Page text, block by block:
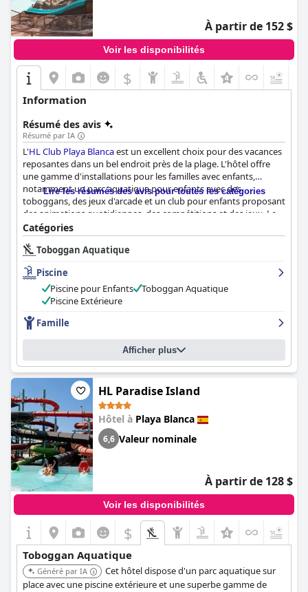
À partir de 152 $
Voir les disponibilités
$
Information
Résumé des avis
Résumé par IA
L'HL Club Playa Blancaest un excellent choix pour des vacances
reposantes dans un bel endroit près de la plage. L'hôtel offre
une gamme d'installations pour les familles avec enfants,
notamment un parc aquatique pour enfants avec des
toboggans, des jeux d'arcade et un club pour enfants proposant
des animations quotidiennes, des compétitions et des jeux. Le
personnel est amical et serviable, avec une mention spéciale
pour Nina à la réception et l'équipe d'animation. Les bungalows
spacieux et propres sont bien équipés avec un service de
serviettes quotidien, des bouilloires électriques, des micro-
ondes et des mini-réfrigérateurs. Le petit-déjeuner est très
apprécié pour la qualité de sa nourriture et son grand choix
d'options chaudes et froides, tandis que l'expérience culinaire au
conçue avec de nombreuses installations pour les enfants, bien
que certains clients aient noté des files d'attente occasionnelles
pour les boissons et les transats. L'hôtel maintient d'excellentes
normes de propreté, bien que certains clients aient noté un
manque de nettoyage approfondi dans certaines zones. Dans
l'ensemble, l'HL Club Playa Blancapropose un hébergement
convenable et un endroit charmant et décontracté pour des
vacances reposantes.
Lire les résumés des avis pour toutes les catégories
Catégories
Toboggan Aquatique
Piscine
Piscine pour Enfants
Toboggan Aquatique
Piscine Extérieure
Famille
Afficher plus
HL Paradise Island
Hôtel à Playa Blanca
6,6 Valeur nominale
À partir de 128 $
Voir les disponibilités
$
Toboggan Aquatique
Généré par IA
Cet hôtel dispose d'un parc aquatique sur
place avec une piscine extérieure et une superbe gamme de